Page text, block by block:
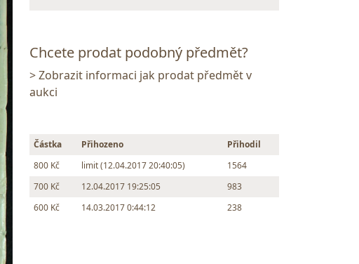
Chcete prodat podobný předmět?
> Zobrazit informaci jak prodat předmět v
aukci
Částka Přihozeno
Přihodil
800 Kč
limit (12.04.2017 20:40:05)
1564
700 Kč
12.04.2017 19:25:05
983
600 Kč
14.03.2017 0:44:12 238